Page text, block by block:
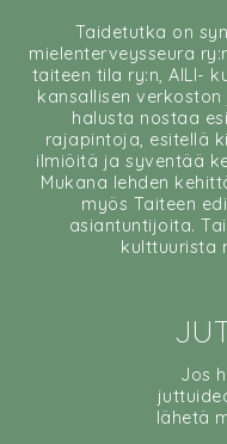
Taidetutka on
mielenterveysseura
taiteen tila ry:n, AILI-
kansallisen
halusta nostaa
rajapintoja, esitellä
ilmiöitä ja syventää
Mukana lehden
myös Taiteen
asiantuntijoita.
kulttuurista
Jos
lähetä